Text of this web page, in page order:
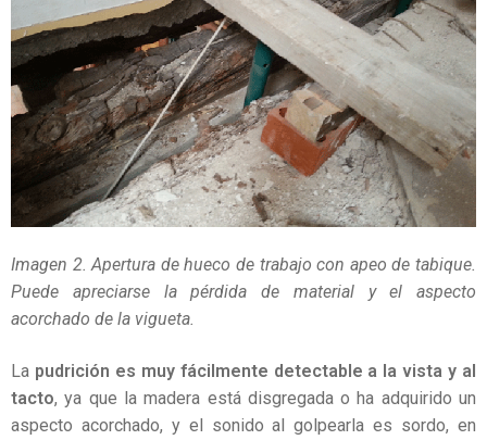
Imagen 2. Apertura de hueco de trabajo con apeo de tabique.
Puede apreciarse la pérdida de material y el aspecto
acorchado de la vigueta.
La pudrición es muy fácilmente detectable a la vista y al
tacto, ya que la madera está disgregada o ha adquirido un
aspecto acorchado, y el sonido al golpearla es sordo, en